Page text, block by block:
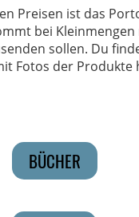
Preisen ist das
bei Kleinmengen
sollen. Du
Fotos der Produkte
BÜCHER